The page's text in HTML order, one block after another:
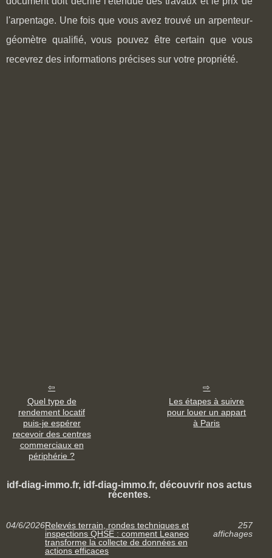
l'arpentage. Une fois que vous avez trouvé un arpenteur-
géomètre qualifié, vous pouvez être certain que vous
recevrez des informations précises sur votre propriété.
Quel type de
rendement locatif
puis-je espérer
recevoir des centres
commerciaux en
périphérie ?
Les étapes à suivre
pour louer un appart
à Paris
idf-diag-immo.fr, idf-diag-immo.fr, découvrir nos actus
récentes.
04/6/2026Relevés terrain, rondes techniques et
inspections QHSE : comment Leaneo
transforme la collecte de données en
actions efficaces
257
affichages